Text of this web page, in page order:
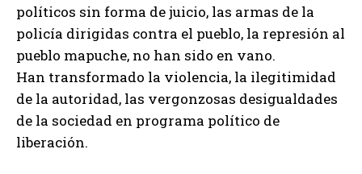
políticos sin forma de juicio, las armas de la
policía dirigidas contra el pueblo, la represión al
pueblo mapuche, no han sido en vano.
Han transformado la violencia, la ilegitimidad
de la autoridad, las vergonzosas desigualdades
de la sociedad en programa político de
liberación.